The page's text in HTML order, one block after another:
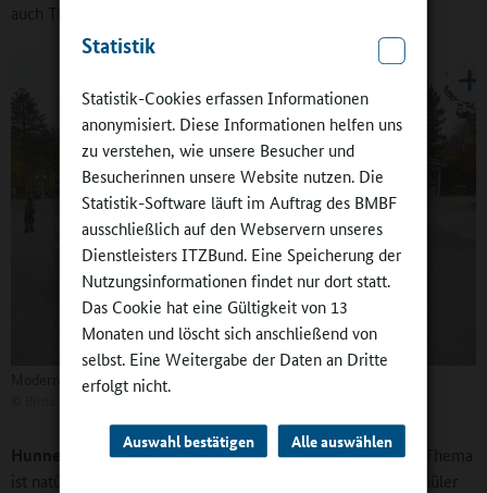
Statistik
Statistik-Cookies erfassen Informationen
anonymisiert. Diese Informationen helfen uns
zu verstehen, wie unsere Besucher und
Besucherinnen unsere Website nutzen. Die
Statistik-Software läuft im Auftrag des BMBF
ausschließlich auf den Webservern unseres
Dienstleisters ITZBund. Eine Speicherung der
Nutzungsinformationen findet nur dort statt.
Das Cookie hat eine Gültigkeit von 13
Monaten und löscht sich anschließend von
selbst. Eine Weitergabe der Daten an Dritte
erfolgt nicht.
Auswahl bestätigen Alle auswählen
auch Thema Ihrer Forschung?
Moderne Grundschule: Gemeinsames Lernen und Koedukation
Hunner-Kreisel:Wir haben nicht gezielt gefragt, aber das Thema
ist natürlich aufgekommen, weil viele Schülerinnen und Schüler